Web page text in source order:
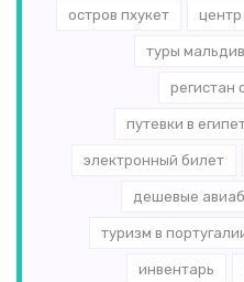
остров пхукет
туры
регистан
путевки в
электронный билет
дешевые
туризм в
инвентарь